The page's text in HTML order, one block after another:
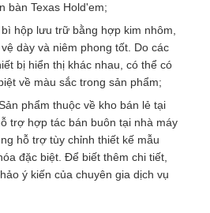
bàn Texas Hold'em;
bì hộp lưu trữ bằng hợp kim nhôm,
dày và niêm phong tốt. Do các
bị hiển thị khác nhau, có thể có
về màu sắc trong sản phẩm;
phẩm thuộc về kho bán lẻ tại
trợ hợp tác bán buôn tại nhà máy
hỗ trợ tùy chỉnh thiết kế mẫu
đặc biệt. Để biết thêm chi tiết,
ý kiến ​​của chuyên gia dịch vụ